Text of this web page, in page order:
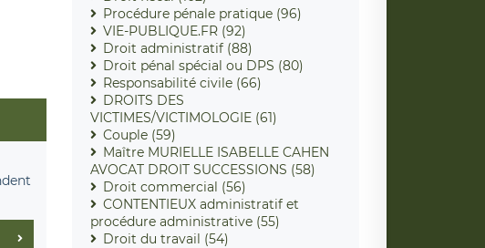
Procédure pénale pratique (96)
VIE-PUBLIQUE.FR (92)
Droit administratif (88)
Droit pénal spécial ou DPS (80)
Responsabilité civile (66)
DROITS DES
VICTIMES/VICTIMOLOGIE (61)
Couple (59)
Maître MURIELLE ISABELLE CAHEN
AVOCAT DROIT SUCCESSIONS (58)
Droit commercial (56)
CONTENTIEUX administratif et
procédure administrative (55)
Droit du travail (54)